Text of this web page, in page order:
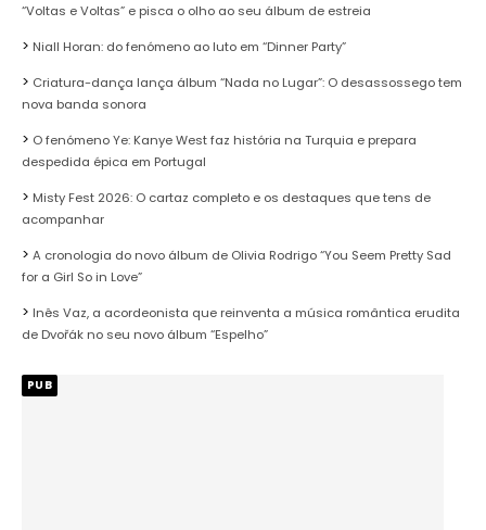
“Voltas e Voltas” e pisca o olho ao seu álbum de estreia
Niall Horan: do fenómeno ao luto em “Dinner Party”
Criatura-dança lança álbum “Nada no Lugar”: O desassossego tem
nova banda sonora
O fenómeno Ye: Kanye West faz história na Turquia e prepara
despedida épica em Portugal
Misty Fest 2026: O cartaz completo e os destaques que tens de
acompanhar
A cronologia do novo álbum de Olivia Rodrigo “You Seem Pretty Sad
for a Girl So in Love”
Inês Vaz, a acordeonista que reinventa a música romântica erudita
de Dvořák no seu novo álbum “Espelho”
PUB